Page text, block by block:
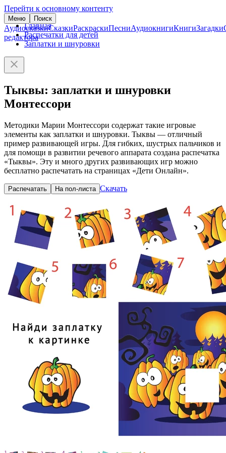
Перейти к основному контенту
Меню Поиск
АудиосказкиСказкиРаскраскиПесниАудиокнигиКнигиЗагадки
редактора
Главная
Распечатки для детей
Заплатки и шнуровки
Тыквы: заплатки и шнуровки
Монтессори
Методики Марии Монтессори содержат такие игровые
элементы как заплатки и шнуровки. Тыквы — отличный
пример развивающей игры. Для гибких, шустрых пальчиков и
для помощи в развитии речевого аппарата создана распечатка
«Тыквы». Эту и много других развивающих игр можно
бесплатно распечатать на страницах «Дети Онлайн».
Распечатать На пол-листа Скачать